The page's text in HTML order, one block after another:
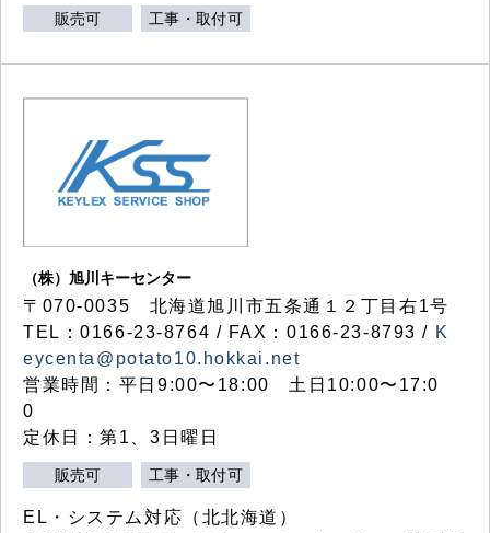
販売可 工事・取付可
（株）旭川キーセンター
〒070-0035 北海道旭川市五条通１２丁目右1号
TEL：0166-23-8764 / FAX：0166-23-8793 / K
eycenta@potato10.hokkai.net
営業時間：平日9:00〜18:00 土日10:00〜17:0
0
定休日：第1、3日曜日
販売可 工事・取付可
EL・システム対応（北北海道）